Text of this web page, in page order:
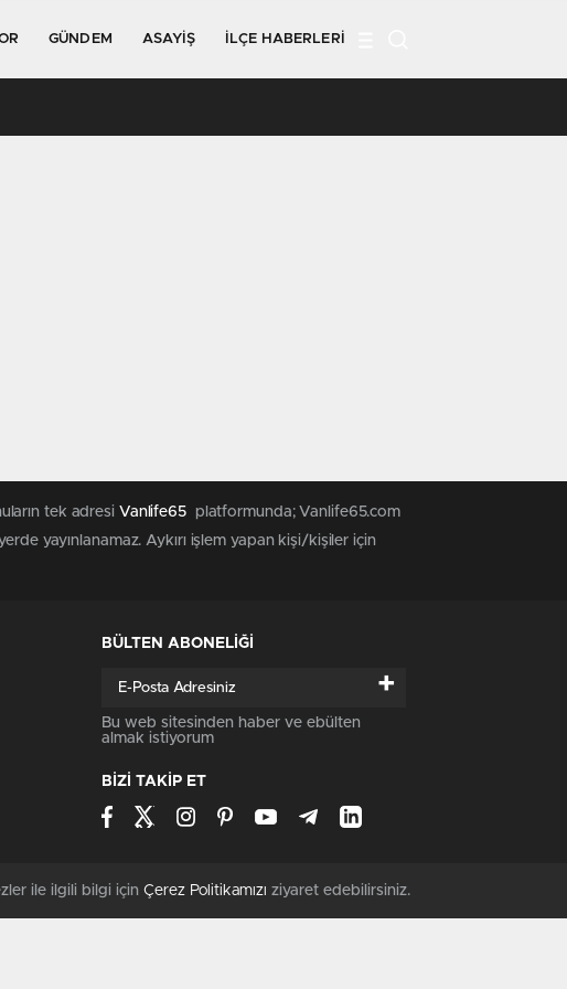
GÜNDEM ASAYIŞ İLÇE HABERLERI
tek adresi Vanlife65
platformunda; Vanlife65.com
yayınlanamaz. Aykırı işlem yapan kişi/kişiler için
BÜLTEN ABONELİĞİ
+
Bu web sitesinden haber ve ebülten
almak istiyorum
BİZİ TAKİP ET
ile ilgili bilgi için Çerez Politikamızı ziyaret edebilirsiniz.